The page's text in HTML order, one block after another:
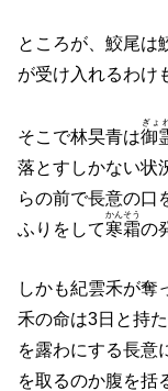
ところが、鮫尾は
が受け入れるわけ
そこで林旲青は御
ぎょ
落とすしかない状
らの前で長意の口
ふりをして寒霜
かんそう
の
しかも紀雲禾が奪
禾の命は3日と持
を露わにする長意
を取るのか腹を括